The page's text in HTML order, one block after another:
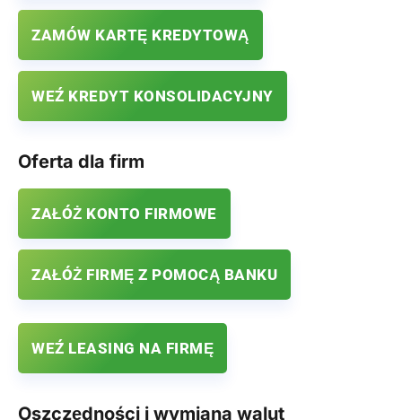
ZAMÓW KARTĘ KREDYTOWĄ
WEŹ KREDYT KONSOLIDACYJNY
Oferta dla firm
ZAŁÓŻ KONTO FIRMOWE
ZAŁÓŻ FIRMĘ Z POMOCĄ BANKU
WEŹ LEASING NA FIRMĘ
Oszczędności i wymiana walut